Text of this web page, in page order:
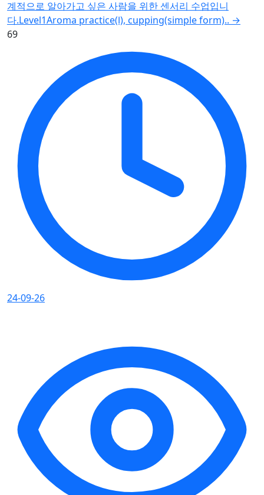
계적으로 알아가고 싶은 사람을 위한 센서리 수업입니
다.Level1Aroma practice(Ⅰ), cupping(simple form).. →
69
24-09-26